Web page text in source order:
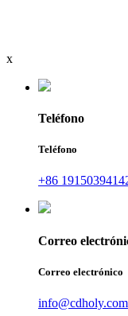
x
Teléfono
Teléfono
+86
Correo
Correo electrónico
info@cdholy.com